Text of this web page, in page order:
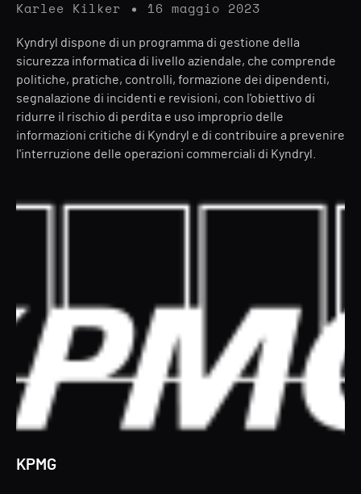
Karlee Kilker 16 maggio 2023
Kyndryl dispone di un programma di gestione della
sicurezza informatica di livello aziendale, che comprende
politiche, pratiche, controlli, formazione dei dipendenti,
segnalazione di incidenti e revisioni, con l'obiettivo di
ridurre il rischio di perdita e uso improprio delle
informazioni critiche di Kyndryl e di contribuire a prevenire
l'interruzione delle operazioni commerciali di Kyndryl.
KPMG